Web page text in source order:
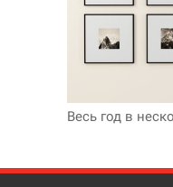
Весь год в